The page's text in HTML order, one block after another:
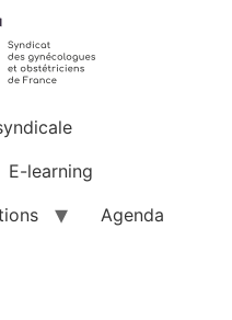
E-learning
Agenda